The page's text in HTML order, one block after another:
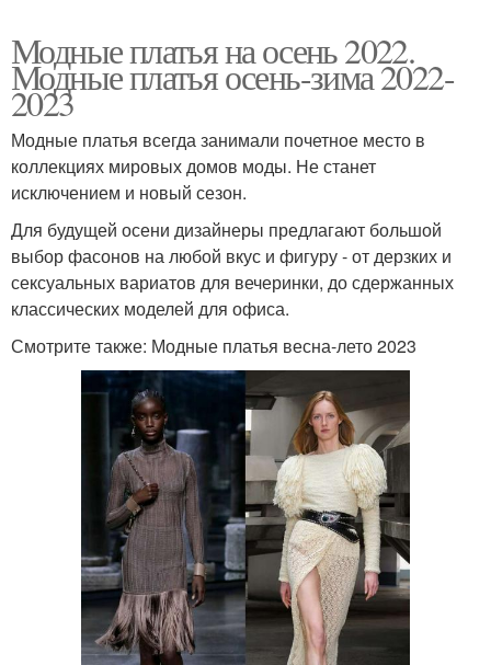
Модные платья на осень 2022.
Модные платья осень-зима 2022-
2023
Модные платья всегда занимали почетное место в
коллекциях мировых домов моды. Не станет
исключением и новый сезон.
Для будущей осени дизайнеры предлагают большой
выбор фасонов на любой вкус и фигуру - от дерзких и
сексуальных вариатов для вечеринки, до сдержанных
классических моделей для офиса.
Смотрите также: Модные платья весна-лето 2023